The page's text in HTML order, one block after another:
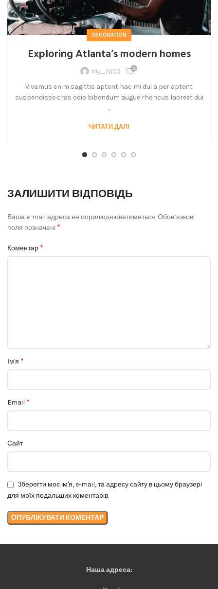
DECORATION
Exploring Atlanta’s modern homes
My_N105 0
Vivamus enim sagittis aptent hac mi dui a per aptent
suspendisse cras odio bibendum augue rhoncus laoreet dui
...
ЧИТАТИ ДАЛІ
ЗАЛИШИТИ ВІДПОВІДЬ
Ваша e-mail адреса не оприлюднюватиметься.Обов’язкові
поля позначені *
Коментар *
Ім'я *
Email *
Сайт
Зберегти моє ім'я, e-mail, та адресу сайту в цьому браузері
для моїх подальших коментарів.
Наша адреса: